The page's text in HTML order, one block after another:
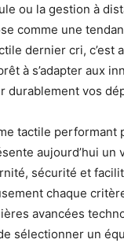
ou la gestion à
comme une
dernier cri, c’est
à s’adapter aux
durablement vos
tactile performant
aujourd’hui un
sécurité et
chaque
avancées
sélectionner un